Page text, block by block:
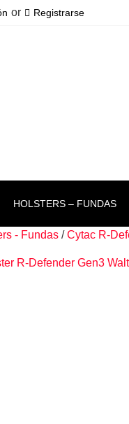
or Registrarse
HOLSTERS – FUNDAS
- Fundas /Cytac R-